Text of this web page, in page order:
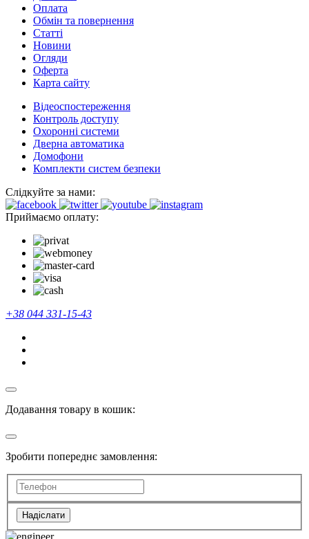
Оплата
Обмін та повернення
Cтатті
Новини
Огляди
Оферта
Карта сайту
Відеоспостереження
Контроль доступу
Охоронні системи
Дверна автоматика
Домофони
Комплекти систем безпеки
Слідкуйте за нами:
Приймаємо оплату:
+38 044 331-15-43
Додавання товару в кошик:
Зробити попереднє замовлення:
Надіслати